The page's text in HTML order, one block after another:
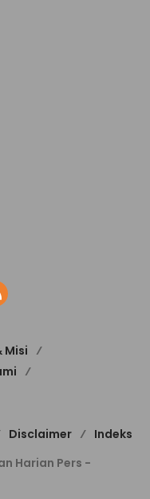
Misi
Disclaimer
Indeks
Harian Pers -